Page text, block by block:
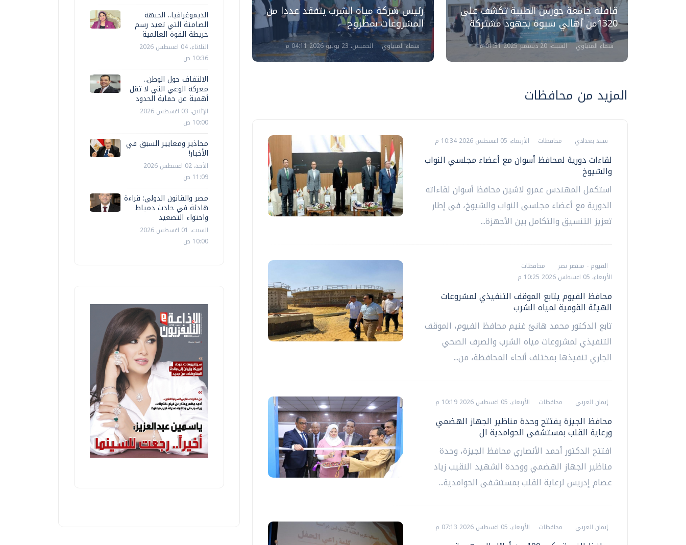
وفاة 3 وإصابة 11 عامل في اصطدام
أتوبيس بشاحنة بالطريق الساحلي
سماء المنياوي الثلاثاء، 18 مارس 2025 03:58 م
رئيس شركة مياه الشرب يتفقد عددا من
المشروعات بمطروح
سماء المنياوي الخميس، 23 يوليو 2026 04:11 م
قافلة جامعة حورس الطبية تكشف على
1320من أهالي سيوة‎ بجهود مشتركة
سماء المنياوي السبت، 20 ديسمبر 2025 01:31 م
المزيد من محافظات
سيد بغدادي محافظات الأربعاء، 05 اغسطس 2026 10:34 م
لقاءات دورية لمحافظ أسوان مع أعضاء مجلسي النواب
والشيوخ
استكمل المهندس عمرو لاشين محافظ أسوان لقاءاته
الدورية مع أعضاء مجلسى النواب والشيوخ، فى إطار
تعزيز التنسيق والتكامل بين الأجهزة...
الفيوم - منتصر نصر
محافظات
الأربعاء، 05 اغسطس 2026 10:25 م
محافظ الفيوم يتابع الموقف التنفيذي لمشروعات
الهيئة القومية لمياه الشرب
تابع الدكتور محمد هانئ غنيم محافظ الفيوم، الموقف
التنفيذي لمشروعات مياه الشرب والصرف الصحي
الجاري تنفيذها بمختلف أنحاء المحافظة، من...
إيمان العربي محافظات الأربعاء، 05 اغسطس 2026 10:19 م
محافظ الجيزة يفتتح وحدة مناظير الجهاز الهضمي
ورعاية القلب بمستشفى الحوامدية ال
افتتح الدكتور أحمد الأنصاري محافظ الجيزة، وحدة
مناظير الجهاز الهضمي ووحدة الشهيد النقيب زياد
عصام إدريس لرعاية القلب بمستشفى الحوامدية...
إيمان العربي محافظات الأربعاء، 05 اغسطس 2026 07:13 م
الديموغرافيا.. الجبهة
الصامتة التي تعيد رسم
خريطة القوة العالمية
الثلاثاء، 04 اغسطس 2026
10:36 ص
الالتفاف حول الوطن..
معركة الوعي التي لا تقل
أهمية عن حماية الحدود
الإثنين، 03 اغسطس 2026
10:00 ص
محاذير ومعايير السبق في
الأخبار!
الأحد، 02 اغسطس 2026
11:09 ص
مصر والقانون الدولي: قراءة
هادئة في حادث دمياط
واحتواء التصعيد
السبت، 01 اغسطس 2026
10:00 ص